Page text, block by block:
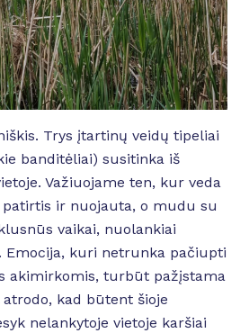
Trys įtartinų veidų tipeliai
banditėliai) susitinka iš
Važiuojame ten, kur veda
patirtis ir nuojauta, o mudu su
vaikai, nuolankiai
Emocija, kuri netrunka pačiupti
akimirkomis, turbūt pažįstama
kad būtent šioje
nelankytoje vietoje karšiai